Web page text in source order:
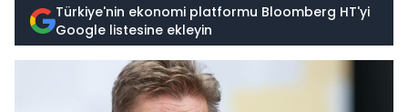
Türkiye'nin ekonomi platformu Bloomberg HT'yi
Google listesine ekleyin